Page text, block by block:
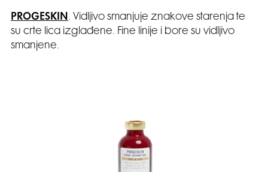
PROGESKIN . Vidljivo smanjuje znakove starenja te
su crte lica izglađene. Fine linije i bore su vidljivo
smanjene.